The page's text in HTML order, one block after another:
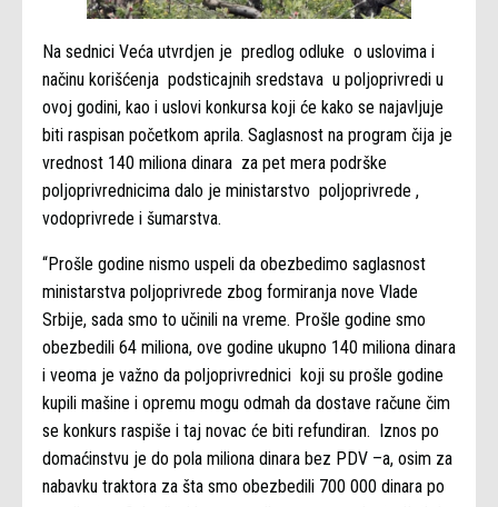
Na sednici Veća utvrdjen je predlog odluke o uslovima i
načinu korišćenja podsticajnih sredstava u poljoprivredi u
ovoj godini, kao i uslovi konkursa koji će kako se najavljuje
biti raspisan početkom aprila. Saglasnost na program čija je
vrednost 140 miliona dinara za pet mera podrške
poljoprivrednicima dalo je ministarstvo poljoprivrede ,
vodoprivrede i šumarstva.
“Prošle godine nismo uspeli da obezbedimo saglasnost
ministarstva poljoprivrede zbog formiranja nove Vlade
Srbije, sada smo to učinili na vreme. Prošle godine smo
obezbedili 64 miliona, ove godine ukupno 140 miliona dinara
i veoma je važno da poljoprivrednici koji su prošle godine
kupili mašine i opremu mogu odmah da dostave račune čim
se konkurs raspiše i taj novac će biti refundiran. Iznos po
domaćinstvu je do pola miliona dinara bez PDV –a, osim za
nabavku traktora za šta smo obezbedili 700 000 dinara po